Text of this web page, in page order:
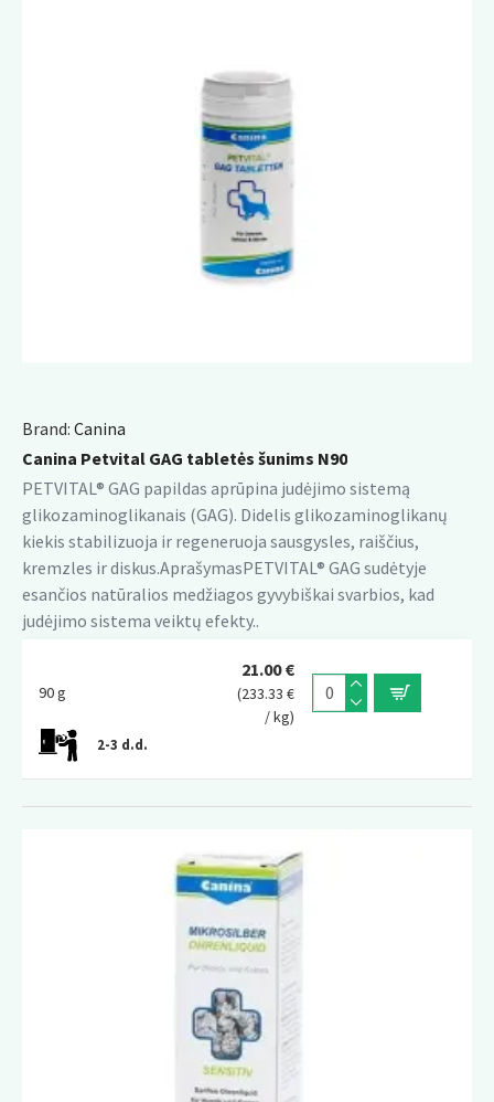
Brand: Canina
Canina Petvital GAG tabletės šunims N90
PETVITAL® GAG papildas aprūpina judėjimo sistemą
glikozaminoglikanais (GAG). Didelis glikozaminoglikanų
kiekis stabilizuoja ir regeneruoja sausgysles, raiščius,
kremzles ir diskus.AprašymasPETVITAL® GAG sudėtyje
esančios natūralios medžiagos gyvybiškai svarbios, kad
judėjimo sistema veiktų efekty..
90 g
2-3 d.d.
21.00 €
(233.33 €
/ kg)